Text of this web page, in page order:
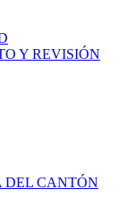
Y REVISIÓN
DEL CANTÓN